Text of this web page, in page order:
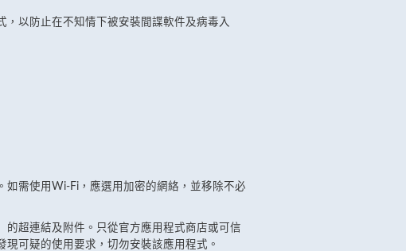
以防止在不知情下被安裝間諜軟件及病毒入
需使用Wi-Fi，應選用加密的網絡，並移除不必
超連結及附件。只從官方應用程式商店或可信
可疑的使用要求，切勿安裝該應用程式。